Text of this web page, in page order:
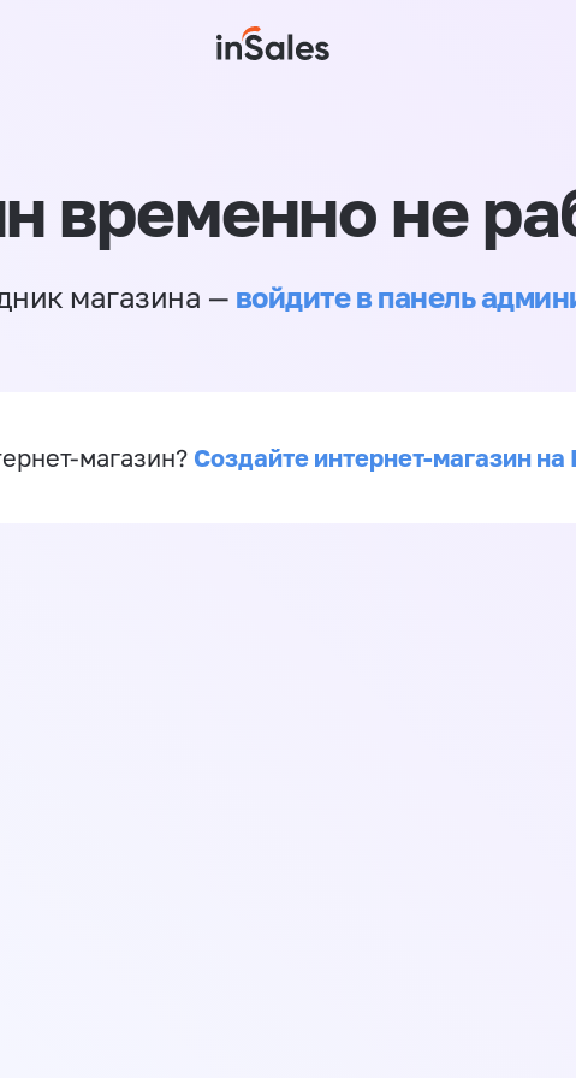
временно не
магазина — войдите в панель
магазин? Создайте интернет-магазин на